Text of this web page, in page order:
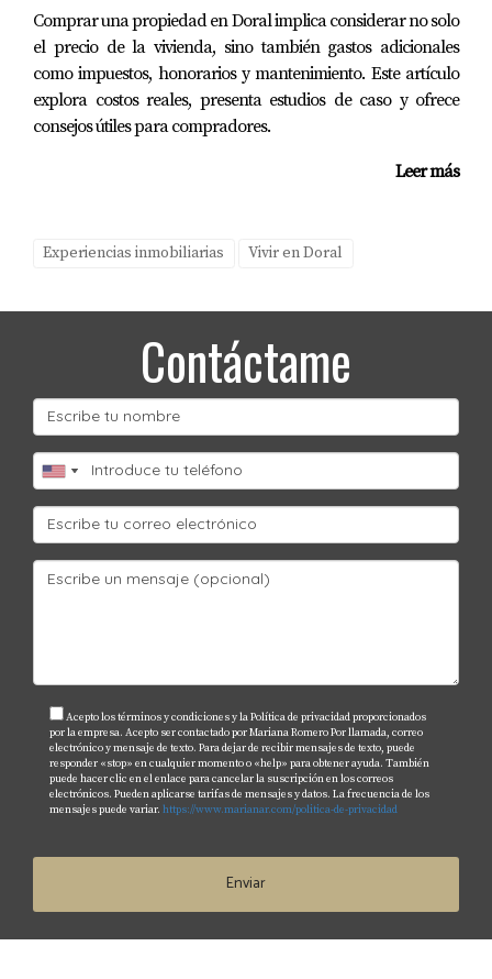
antes de mudarme?
Visitar el área durante diferentes momentos del día y
asistir a eventos locales puede darte una buena idea del
ambiente comunitario.
¿Es recomendable hablar con residentes
proporcionarte información valiosa sobre la calidad de
familia en Florida, ¡contacta hoy mismo a Mariana
Romero! Ella estará encantada de ayudarte en cada paso
del camino hacia tu nuevo hogar.
Comprar una propiedad en Doral implica considerar no solo
el precio de la vivienda, sino también gastos adicionales
como impuestos, honorarios y mantenimiento. Este artículo
explora costos reales, presenta estudios de caso y ofrece
consejos útiles para compradores.
Leer más
Experiencias inmobiliarias Vivir en Doral
Contáctame
Acepto los términos y condiciones y la Política de privacidad proporcionados
por la empresa. Acepto ser contactado por Mariana Romero Por llamada, correo
electrónico y mensaje de texto. Para dejar de recibir mensajes de texto, puede
responder «stop» en cualquier momento o «help» para obtener ayuda. También
puede hacer clic en el enlace para cancelar la suscripción en los correos
electrónicos. Pueden aplicarse tarifas de mensajes y datos. La frecuencia de los
mensajes puede variar. https://www.marianar.com/politica-de-privacidad
Enviar